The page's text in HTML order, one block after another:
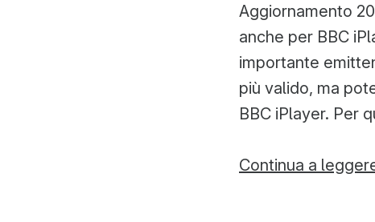
Aggiornamento
anche per BBC
importante
più valido, ma
BBC iPlayer. Per
Continua a